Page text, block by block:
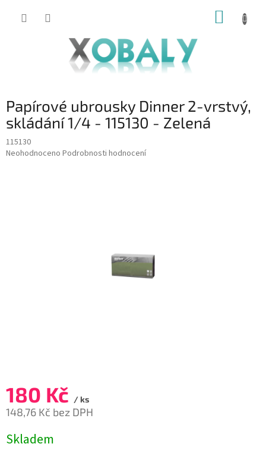
KOŠÍK
Papírové ubrousky Dinner 2-vrstvý,
skládání 1/4 - 115130 - Zelená
115130
Průměrné
Neohodnoceno Podrobnosti hodnocení
180 Kč / ks
148,76 Kč bez DPH
cena:
Skladem